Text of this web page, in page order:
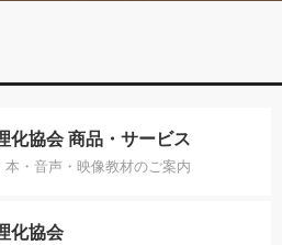
化協会 商品・サービス
本・音声・映像教材のご案内
化協会